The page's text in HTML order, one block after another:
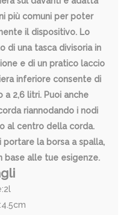
più comuni per poter
il dispositivo. Lo
di una tasca divisoria in
e di un pratico laccio
inferiore consente di
a 2,6 litri. Puoi anche
riannodando i nodi
al centro della corda.
portare la borsa a spalla,
base alle tue esigenze.